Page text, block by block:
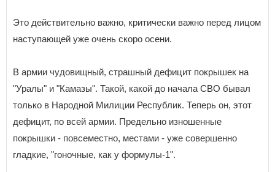
Это действительно важно, критически важно перед лицом
наступающей уже очень скоро осени.
В армии чудовищный, страшный дефицит покрышек на
"Уралы" и "Камазы". Такой, какой до начала СВО бывал
только в Народной Милиции Республик. Теперь он, этот
дефицит, по всей армии. Предельно изношенные
покрышки - повсеместно, местами - уже совершенно
гладкие, "гоночные, как у формулы-1".